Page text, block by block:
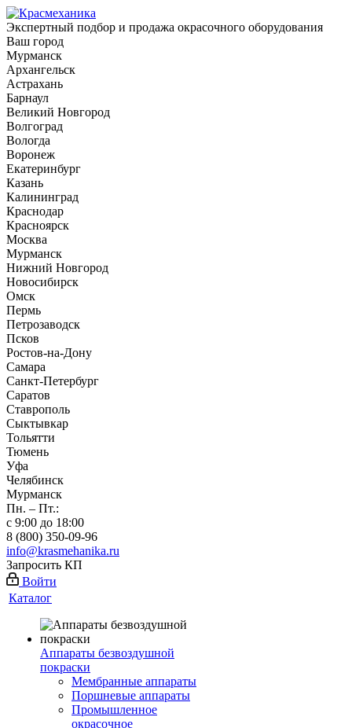
Экспертный подбор и продажа окрасочного оборудования
Ваш город
Мурманск
Архангельск
Астрахань
Барнаул
Великий Новгород
Волгоград
Вологда
Воронеж
Екатеринбург
Казань
Калининград
Краснодар
Красноярск
Москва
Мурманск
Нижний Новгород
Новосибирск
Омск
Пермь
Петрозаводск
Псков
Ростов-на-Дону
Самара
Санкт-Петербург
Саратов
Ставрополь
Сыктывкар
Тольятти
Тюмень
Уфа
Челябинск
Мурманск
Пн. – Пт.:
с 9:00 до 18:00
8 (800) 350-09-96
info@krasmehanika.ru
Запросить КП
Войти
Каталог
Аппараты безвоздушной
покраски
Мембранные аппараты
Поршневые аппараты
Промышленное
окрасочное